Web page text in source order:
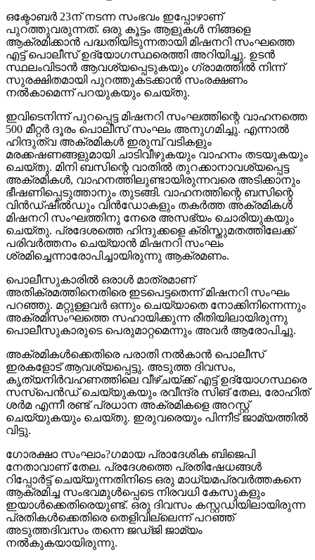
ഒക്ടോബര്‍ 23ന് നടന്ന സംഭവം ഇപ്പോഴാണ്
പുറത്തുവരുന്നത്. ഒരു കൂട്ടം ആളുകള്‍ നിങ്ങളെ
ആക്രമിക്കാന്‍ പദ്ധതിയിടുന്നതായി മിഷനറി സംഘത്തെ
എട്ട് പൊലീസ് ഉദ്യോഗസ്ഥരെത്തി അറിയിച്ചു. ഉടന്‍
സ്ഥലംവിടാന്‍ ആവശ്യപ്പെടുകയും ഗ്രാമത്തില്‍ നിന്ന്
സുരക്ഷിതമായി പുറത്തുകടക്കാന്‍ സംരക്ഷണം
നല്‍കാമെന്ന് പറയുകയും ചെയ്തു.
ഇവിടെനിന്ന് പുറപ്പെട്ട മിഷനറി സംഘത്തിന്റെ വാഹനത്തെ
500 മീറ്റര്‍ ദൂരം പൊലീസ് സംഘം അനുഗമിച്ചു. എന്നാല്‍
ഹിന്ദുത്വ അക്രമികള്‍ ഇരുമ്പ് വടികളും
മരക്കഷണങ്ങളുമായി ചാടിവീഴുകയും വാഹനം തടയുകയും
ചെയ്തു. മിനി ബസിന്റെ വാതില്‍ തുറക്കാനാവശ്യപ്പെട്ട
അക്രമികള്‍, വാഹനത്തിലുണ്ടായിരുന്നവരെ അടിക്കാനും
ഭീഷണിപ്പെടുത്താനും തുടങ്ങി. വാഹനത്തിന്റെ ബസിന്റെ
വിന്‍ഡ്ഷീല്‍ഡും വിന്‍ഡോകളും തകര്‍ത്ത അക്രമികള്‍
മിഷനറി സംഘത്തിനു നേരെ അസഭ്യം ചൊരിയുകയും
ചെയ്തു. പ്രദേശത്തെ ഹിന്ദുക്കളെ ക്രിസ്തുമതത്തിലേക്ക്
പരിവര്‍ത്തനം ചെയ്യാന്‍ മിഷനറി സംഘം
ശ്രമിച്ചെന്നാരോപിച്ചായിരുന്നു ആക്രമണം.
പൊലീസുകാരില്‍ ഒരാള്‍ മാത്രമാണ്
അതിക്രമത്തിനെതിരെ ഇടപെട്ടതെന്ന് മിഷനറി സംഘം
പറഞ്ഞു. മറ്റുള്ളവര്‍ ഒന്നും ചെയ്യാതെ നോക്കിനിന്നെന്നും
അക്രമിസംഘത്തെ സഹായിക്കുന്ന രീതിയിലായിരുന്നു
പൊലീസുകാരുടെ പെരുമാറ്റമെന്നും അവര്‍ ആരോപിച്ചു.
അക്രമികള്‍ക്കെതിരെ പരാതി നല്‍കാന്‍ പൊലീസ്
ഇരകളോട് ആവശ്യപ്പെട്ടു. അടുത്ത ദിവസം,
കൃത്യനിര്‍വഹണത്തിലെ വീഴ്ചയ്ക്ക് എട്ട് ഉദ്യോഗസ്ഥരെ
സസ്‌പെന്‍ഡ് ചെയ്യുകയും രവീന്ദ്ര സിങ് തേല, രോഹിത്
ശര്‍മ എന്നീ രണ്ട് പ്രധാന അക്രമികളെ അറസ്റ്റ്
ചെയ്യുകയും ചെയ്തു. ഇരുവരെയും പിന്നീട് ജാമ്യത്തില്‍
വിട്ടു.
ഗോരക്ഷാ സംഘാം?ഗമായ പ്രാദേശിക ബിജെപി
നേതാവാണ് തേല. പ്രദേശത്തെ പ്രതിഷേധങ്ങള്‍
റിപ്പോര്‍ട്ട് ചെയ്യുന്നതിനിടെ ഒരു മാധ്യമപ്രവര്‍ത്തകനെ
ആക്രമിച്ച സംഭവമുള്‍പ്പെടെ നിരവധി കേസുകളും
ഇയാള്‍ക്കെതിരെയുണ്ട്. ഒരു ദിവസം കസ്റ്റഡിയിലായിരുന്ന
പ്രതികള്‍ക്കെതിരെ തെളിവില്ലെന്ന് പറഞ്ഞ്
അടുത്തദിവസം തന്നെ ജഡ്ജി ജാമ്യം
നല്‍കുകയായിരുന്നു.